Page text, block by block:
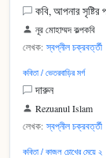
কবি, আপনার
নূর মোহাম্মদ কল্পকবি
লেখক: স্বপ্নীল চক্রবর্ত্তী
কবিতা / ভেতরবাড়ির মর্গ
দারুন
Rezuanul Islam
লেখক: স্বপ্নীল চক্রবর্ত্তী
কবিতা / কাজল চোখের মেয়ে ২